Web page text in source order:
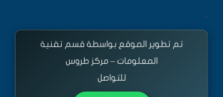
<
تم تطوير الموقع بواسطة قسم تقنية
المعلومات – مركز طروس
للتواصل